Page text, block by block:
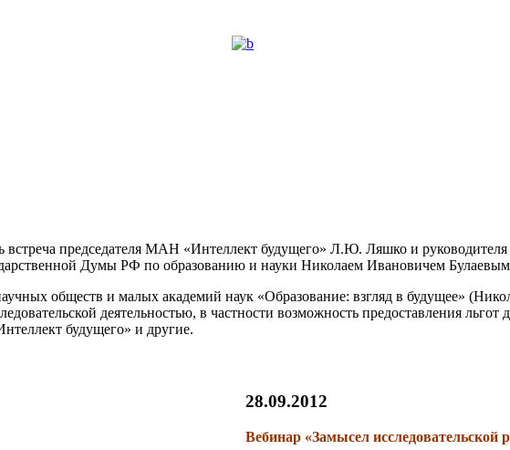
встреча председателя МАН «Интеллект будущего» Л.Ю. Ляшко и
Думы РФ по образованию и науки Николаем Ивановичем
обществ и малых академий наук «Образование: взгляд в будущее»
деятельностью, в частности возможность предоставления льгот
будущего» и другие.
28.09.2012
Вебинар «Замысел исследовательской